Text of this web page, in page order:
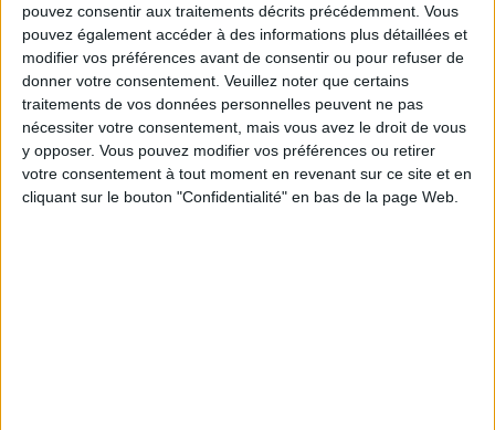
pouvez consentir aux traitements décrits précédemment. Vous
pouvez également accéder à des informations plus détaillées et
modifier vos préférences avant de consentir ou pour refuser de
donner votre consentement. Veuillez noter que certains
traitements de vos données personnelles peuvent ne pas
nécessiter votre consentement, mais vous avez le droit de vous
y opposer. Vous pouvez modifier vos préférences ou retirer
votre consentement à tout moment en revenant sur ce site et en
cliquant sur le bouton "Confidentialité" en bas de la page Web.
Service-client & Motivation Voir tout
Les équipes du Service-client et de la
Communauté Savoir Maigrir vous aident
chaque semaine à vous rapprocher
sereinement de votre objectif minceur.